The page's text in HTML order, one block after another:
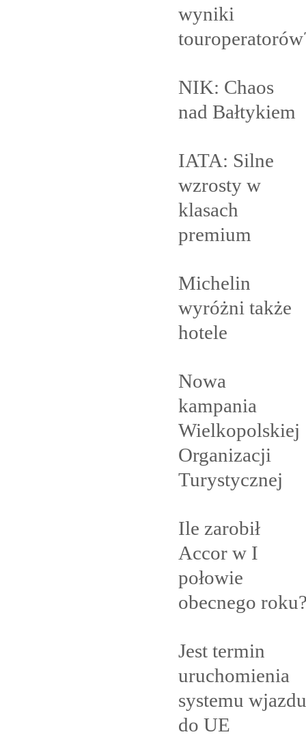
wyniki
NIK: Chaos
nad Bałtykiem
IATA: Silne
wzrosty w
klasach
premium
Michelin
wyróżni także
hotele
Nowa
kampania
Wielkopolskiej
Organizacji
Turystycznej
Ile zarobił
Accor w I
połowie
obecnego
Jest termin
uruchomienia
systemu wjazdu
do UE